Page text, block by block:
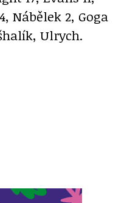
Nábělek 2, Goga
Ulrych.